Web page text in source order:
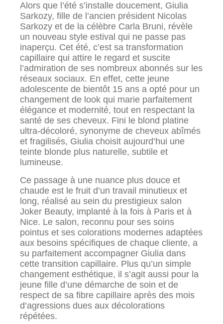
Alors que l’été s’installe doucement, Giulia
Sarkozy, fille de l’ancien président Nicolas
Sarkozy et de la célèbre Carla Bruni, révèle
un nouveau style estival qui ne passe pas
inaperçu. Cet été, c’est sa transformation
capillaire qui attire le regard et suscite
l’admiration de ses nombreux abonnés sur les
réseaux sociaux. En effet, cette jeune
adolescente de bientôt 15 ans a opté pour un
changement de look qui marie parfaitement
élégance et modernité, tout en respectant la
santé de ses cheveux. Fini le blond platine
ultra-décoloré, synonyme de cheveux abîmés
et fragilisés, Giulia choisit aujourd’hui une
teinte blonde plus naturelle, subtile et
lumineuse.
Ce passage à une nuance plus douce et
chaude est le fruit d’un travail minutieux et
long, réalisé au sein du prestigieux salon
Joker Beauty, implanté à la fois à Paris et à
Nice. Le salon, reconnu pour ses soins
pointus et ses colorations modernes adaptées
aux besoins spécifiques de chaque cliente, a
su parfaitement accompagner Giulia dans
cette transition capillaire. Plus qu’un simple
changement esthétique, il s’agit aussi pour la
jeune fille d’une démarche de soin et de
respect de sa fibre capillaire après des mois
d’agressions dues aux décolorations
répétées.